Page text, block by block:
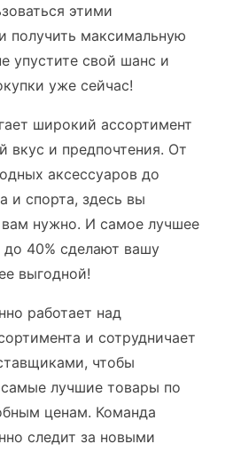
этими
получить максимальную
упустите свой шанс и
уже сейчас!
широкий ассортимент
вкус и предпочтения. От
аксессуаров до
и спорта, здесь вы
вам нужно. И самое лучшее
40% сделают вашу
выгодной!
работает над
и сотрудничает
чтобы
лучшие товары по
ценам. Команда
следит за новыми